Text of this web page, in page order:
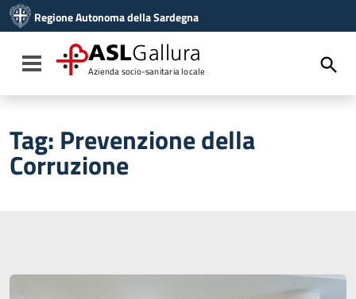
Vai al menu di navigazione
Vai al footer
Regione Autonoma della Sardegna
Toggle navigation
ASLGallura
Azienda socio-sanitaria locale
Tag: Prevenzione della
Corruzione